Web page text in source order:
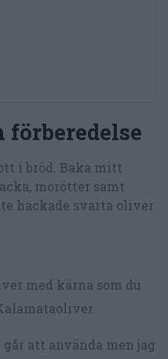
i bröd. Baka mitt
morötter samt
hackade svarta oliver.
med kärna som du
att använda men jag